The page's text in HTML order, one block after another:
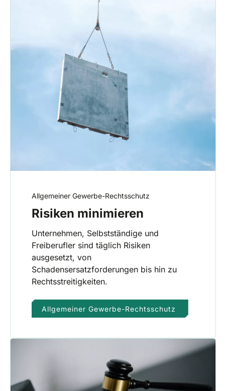
Allgemeiner Gewerbe-Rechtsschutz
Risiken minimieren
Unternehmen, Selbstständige und
Freiberufler sind täglich Risiken
ausgesetzt, von
Schadensersatzforderungen bis hin zu
Rechtsstreitigkeiten.
Allgemeiner Gewerbe-Rechtsschutz